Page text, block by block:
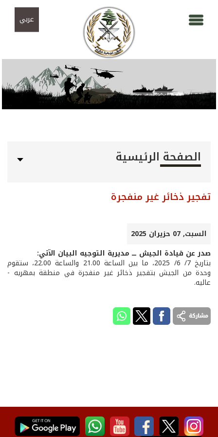
عربي
الصفحة الرئيسية
تفجير ذخائر غير منفجرة
السبت, 07 حزيران 2025
صدر عن قيادة الجيش ـــ مديرية التوجيه البيان الآتي:
بتاريخ 7/ 6/ 2025، ما بين الساعة 21.00 والساعة 22.00، ستقوم
وحدة من الجيش بتفجير ذخائر غير منفجرة في منطقة بمهريه -
عاليه.